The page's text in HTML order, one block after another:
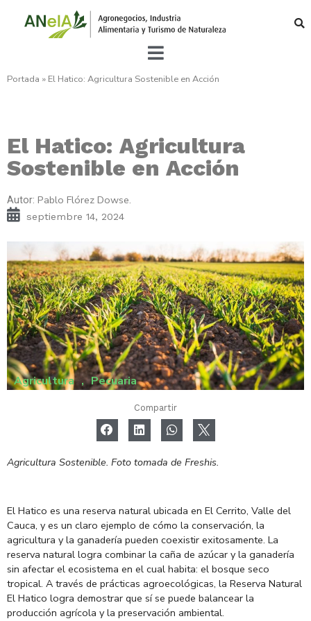
Portada » El Hatico: Agricultura Sostenible en Acción
El Hatico: Agricultura
Sostenible en Acción
Autor: Pablo Flórez Dowse.
septiembre 14, 2024
Agricultura , Pecuaria
Compartir
Agricultura Sostenible. Foto tomada de Freshis.
El Hatico es una reserva natural ubicada en El Cerrito, Valle del
Cauca, y es un claro ejemplo de cómo la conservación, la
agricultura y la ganadería pueden coexistir exitosamente. La
reserva natural logra combinar la caña de azúcar y la ganadería
sin afectar el ecosistema en el cual habita: el bosque seco
tropical. A través de prácticas agroecológicas, la Reserva Natural
El Hatico logra demostrar que sí se puede balancear la
producción agrícola y la preservación ambiental.